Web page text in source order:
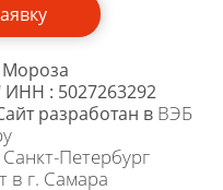
: 5027263292
разработан в ВЭБ
Петербург
в г. Самара